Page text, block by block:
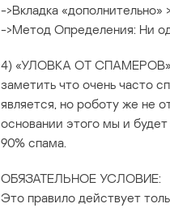
->Вкладка «дополнительно»
->Метод Определения: Ни
4) «УЛОВКА ОТ СПАМЕРОВ»
заметить что очень часто
является, но роботу же не
основании этого мы и
90% спама.
ОБЯЗАТЕЛЬНОЕ УСЛОВИЕ:
Это правило действует